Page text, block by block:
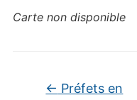
Carte non disponible
← Préfets en